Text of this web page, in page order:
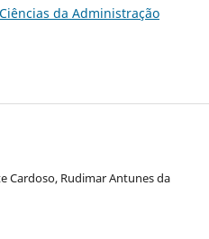
da Administração
Cardoso, Rudimar Antunes da